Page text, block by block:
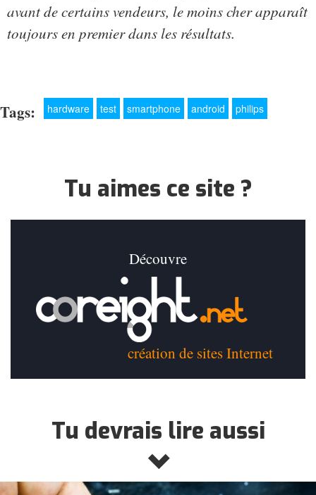
avant de certains vendeurs, le moins cher apparaît
toujours en premier dans les résultats.
Tags: hardware test smartphone android philips
Tu aimes ce site ?
Découvre
création de sites Internet
Tu devrais lire aussi